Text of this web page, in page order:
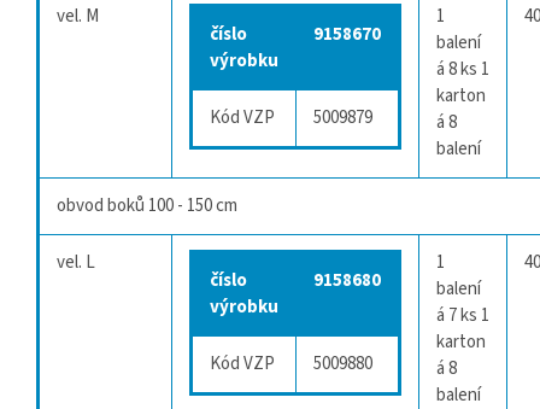
vel. M
číslo
výrobku
9158670
Kód VZP 5009879
1
balení
á 8 ks 1
karton
á 8
balení
obvod boků 100 - 150 cm
vel. L
číslo
výrobku
9158680
Kód VZP 5009880
1
balení
á 7 ks 1
karton
á 8
balení